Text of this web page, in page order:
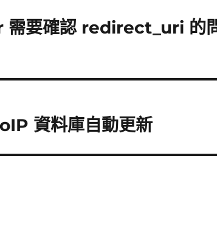
要確認 redirect_uri 的
資料庫自動更新